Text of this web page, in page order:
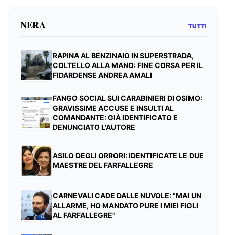
NERA TUTTI
RAPINA AL BENZINAIO IN SUPERSTRADA,
COLTELLO ALLA MANO: FINE CORSA PER IL
FIDARDENSE ANDREA AMALI
FANGO SOCIAL SUI CARABINIERI DI OSIMO:
GRAVISSIME ACCUSE E INSULTI AL
COMANDANTE: GIÀ IDENTIFICATO E
DENUNCIATO L'AUTORE
ASILO DEGLI ORRORI: IDENTIFICATE LE DUE
MAESTRE DEL FARFALLEGRE
CARNEVALI CADE DALLE NUVOLE: "MAI UN
ALLARME, HO MANDATO PURE I MIEI FIGLI
AL FARFALLEGRE"